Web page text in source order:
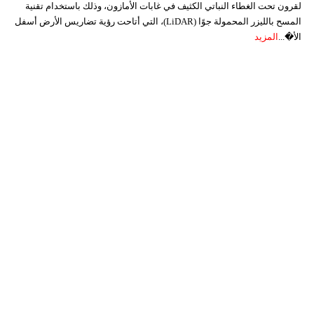
لقرون تحت الغطاء النباتي الكثيف في غابات الأمازون، وذلك باستخدام تقنية
المسح بالليزر المحمولة جوًا (LiDAR)، التي أتاحت رؤية تضاريس الأرض أسفل
الأ�... المزيد